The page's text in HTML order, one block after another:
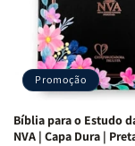
Promoção
Bíblia para o Estudo
NVA | Capa Dura |